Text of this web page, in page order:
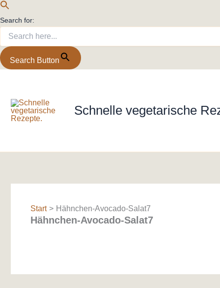
Search for:
Search Button
springen
Schnelle vegetarische
Start Hähnchen-Avocado-Salat7
Hähnchen-Avocado-Salat7